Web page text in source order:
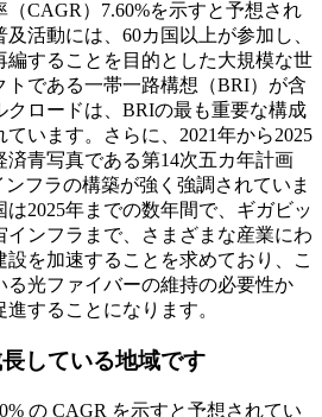
CAGR）7.60%を示すと予想され
活動には、60カ国以上が参加し、
編することを目的とした大規模な世
である一帯一路構想（BRI）が含
クロードは、BRIの最も重要な構成
います。さらに、2021年から2025
青写真である第14次五カ年計画
ンフラの構築が強く強調されていま
2025年までの数年間で、ギガビッ
インフラまで、さまざまな産業にわ
を加速することを求めており、こ
る光ファイバーの維持の必要性か
することになります。
している地域です
の CAGR を示すと予想されてい